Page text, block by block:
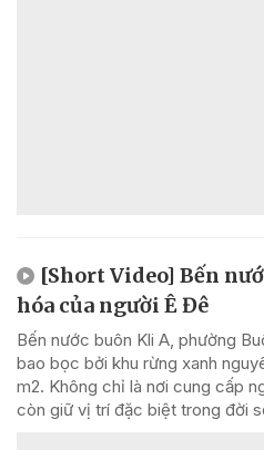
[Short Video] Bến
hóa của người Ê Đê
Bến nước buôn Kli A, phường
bao bọc bởi khu rừng xanh
m2. Không chỉ là nơi cung cấp
còn giữ vị trí đặc biệt trong đời